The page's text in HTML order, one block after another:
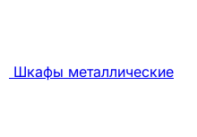
Шкафы металлические